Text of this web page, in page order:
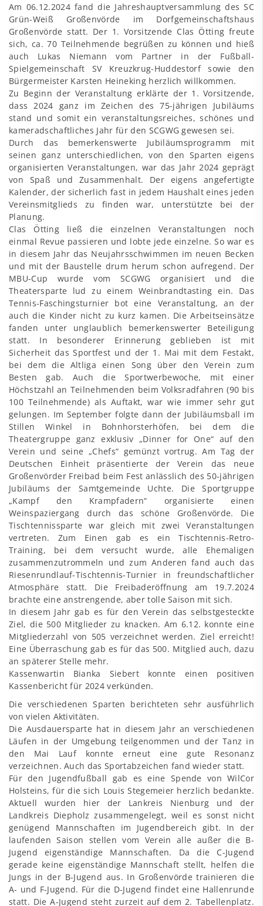
Am 06.12.2024 fand die Jahreshauptversammlung des SC
Grün-Weiß Großenvörde im Dorfgemeinschaftshaus
Großenvörde statt. Der 1. Vorsitzende Clas Ötting freute
sich, ca. 70 Teilnehmende begrüßen zu können und hieß
auch Lukas Niemann vom Partner in der Fußball-
Spielgemeinschaft SV Kreuzkrug-Huddestorf sowie den
Bürgermeister Karsten Heineking herzlich willkommen.
Zu Beginn der Veranstaltung erklärte der 1. Vorsitzende,
dass 2024 ganz im Zeichen des 75-jährigen Jubiläums
stand und somit ein veranstaltungsreiches, schönes und
kameradschaftliches Jahr für den SCGWG gewesen sei.
Durch das bemerkenswerte Jubiläumsprogramm mit
seinen ganz unterschiedlichen, von den Sparten eigens
organisierten Veranstaltungen, war das Jahr 2024 geprägt
von Spaß und Zusammenhalt. Der eigens angefertigte
Kalender, der sicherlich fast in jedem Haushalt eines jeden
Vereinsmitglieds zu finden war, unterstützte bei der
Planung.
Clas Ötting ließ die einzelnen Veranstaltungen noch
einmal Revue passieren und lobte jede einzelne. So war es
in diesem Jahr das Neujahrsschwimmen im neuen Becken
und mit der Baustelle drum herum schon aufregend. Der
MBU-Cup wurde vom SCGWG organisiert und die
Theatersparte lud zu einem Weinbrandtasting ein. Das
Tennis-Faschingsturnier bot eine Veranstaltung, an der
auch die Kinder nicht zu kurz kamen. Die Arbeitseinsätze
fanden unter unglaublich bemerkenswerter Beteiligung
statt. In besonderer Erinnerung geblieben ist mit
Sicherheit das Sportfest und der 1. Mai mit dem Festakt,
bei dem die Altliga einen Song über den Verein zum
Besten gab. Auch die Sportwerbewoche, mit einer
Höchstzahl an Teilnehmenden beim Volksradfahren (90 bis
100 Teilnehmende) als Auftakt, war wie immer sehr gut
gelungen. Im September folgte dann der Jubiläumsball im
Stillen Winkel in Bohnhorsterhöfen, bei dem die
Theatergruppe ganz exklusiv „Dinner for One“ auf den
Verein und seine „Chefs“ gemünzt vortrug. Am Tag der
Deutschen Einheit präsentierte der Verein das neue
Großenvörder Freibad beim Fest anlässlich des 50-jährigen
Jubiläums der Samtgemeinde Uchte. Die Sportgruppe
„Kampf den Krampfadern“ organisierte einen
Weinspaziergang durch das schöne Großenvörde. Die
Tischtennissparte war gleich mit zwei Veranstaltungen
vertreten. Zum Einen gab es ein Tischtennis-Retro-
Training, bei dem versucht wurde, alle Ehemaligen
zusammenzutrommeln und zum Anderen fand auch das
Riesenrundlauf-Tischtennis-Turnier in freundschaftlicher
Atmosphäre statt. Die Freibaderöffnung am 19.7.2024
brachte eine anstrengende, aber tolle Saison mit sich.
In diesem Jahr gab es für den Verein das selbstgesteckte
Ziel, die 500 Mitglieder zu knacken. Am 6.12. konnte eine
Mitgliederzahl von 505 verzeichnet werden. Ziel erreicht!
Eine Überraschung gab es für das 500. Mitglied auch, dazu
an späterer Stelle mehr.
Kassenwartin Bianka Siebert konnte einen positiven
Kassenbericht für 2024 verkünden.
Die verschiedenen Sparten berichteten sehr ausführlich
von vielen Aktivitäten.
Die Ausdauersparte hat in diesem Jahr an verschiedenen
Läufen in der Umgebung teilgenommen und der Tanz in
den Mai Lauf konnte erneut eine gute Resonanz
verzeichnen. Auch das Sportabzeichen fand wieder statt.
Für den Jugendfußball gab es eine Spende von WilCor
Holsteins, für die sich Louis Stegemeier herzlich bedankte.
Aktuell wurden hier der Lankreis Nienburg und der
Landkreis Diepholz zusammengelegt, weil es sonst nicht
genügend Mannschaften im Jugendbereich gibt. In der
laufenden Saison stellen vom Verein alle außer die B-
Jugend eigenständige Mannschaften. Da die C-Jugend
gerade keine eigenständige Mannschaft stellt, helfen die
Jungs in der B-Jugend aus. In Großenvörde trainieren die
A- und F-Jugend. Für die D-Jugend findet eine Hallenrunde
statt. Die A-Jugend steht zurzeit auf dem 2. Tabellenplatz.